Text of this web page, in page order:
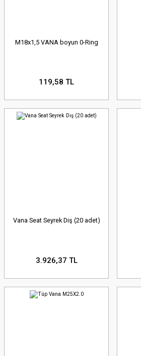
M18x1,5 VANA boyun 0-Ring
119,58 TL
Vana Seat Seyrek Diş (20 adet)
3.926,37 TL